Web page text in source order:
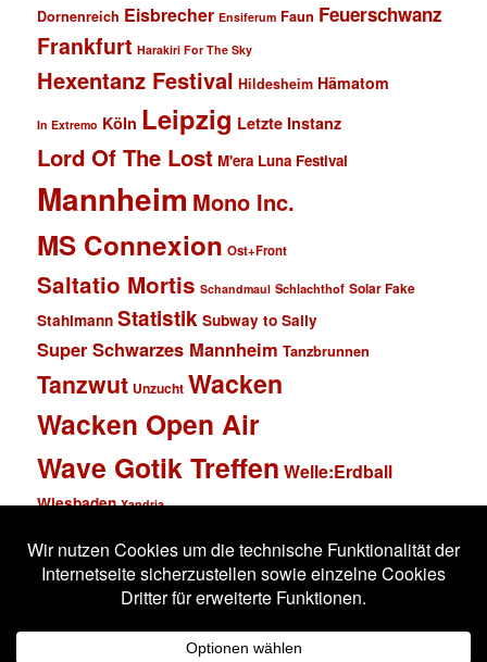
Dornenreich Eisbrecher Ensiferum Faun Feuerschwanz
Frankfurt Harakiri For The Sky
Hexentanz Festival Hildesheim Hämatom
In Extremo Köln Leipzig Letzte Instanz
Lord Of The Lost M'era Luna Festival
Mannheim Mono Inc.
MS Connexion Ost+Front
Saltatio Mortis Schandmaul Schlachthof Solar Fake
Stahlmann Statistik Subway to Sally
Super Schwarzes Mannheim Tanzbrunnen
Tanzwut Unzucht Wacken
Wacken Open Air
Wave Gotik Treffen Welle:Erdball
Wiesbaden Xandria
Impressum